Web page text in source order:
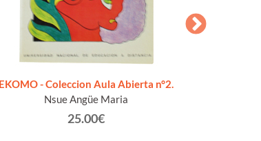
EKOMO - Coleccion Aula Abierta n°2.
Nsue Angüe Maria
25.00€